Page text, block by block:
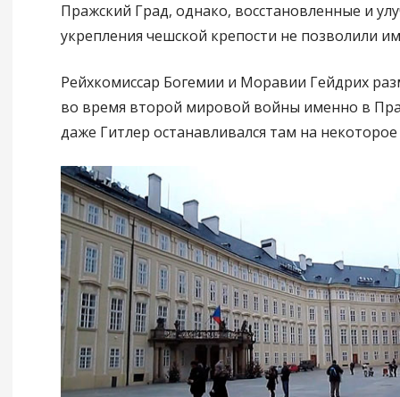
Пражский Град, однако, восстановленные и
укрепления чешской крепости не позволили
Рейхкомиссар Богемии и Моравии Гейдрих
во время второй мировой войны именно в
даже Гитлер останавливался там на